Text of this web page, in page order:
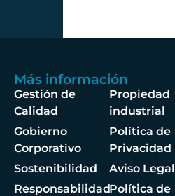
Más información
Gestión de
Calidad
Gobierno
Corporativo
Sostenibilidad
Responsabilidad
Propiedad
industrial
Política de
Privacidad
Aviso Legal
Política de